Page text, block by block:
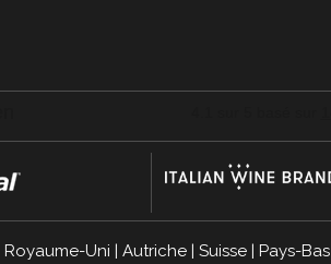
Royaume-Uni | Autriche | Suisse | Pays-Bas